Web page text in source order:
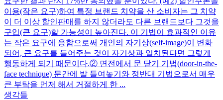
이용(작은 요구)하여 특정 브랜드 치약을 산 소비자는 그 치약
이 더 이상 할인판매를 하지 않더라도 다른 브랜드보다 그것을
구입(큰 요구)할 가능성이 높아진다. 이 기법이 효과적인 이유
는 작은 요구에 응함으로써 개인의 자기상(self-image)이 변화
되어, 큰 요구를 들어주는 것이 자기상과 일치된다면 그렇게
행동하게 되기 때문이다. ​ ② 면전에서 문 닫기 기법(door-in-the-
face technique) 문간에 발 들여놓기와 정반대 기법으로서 매우
큰 부탁을 먼저 해서 거절하게 한 ...
생각들